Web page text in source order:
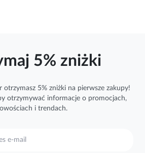
5% zniżki
otrzymasz 5% zniżki na pierwsze zakupy!
otrzymywać informacjeo promocjach,
i trendach.